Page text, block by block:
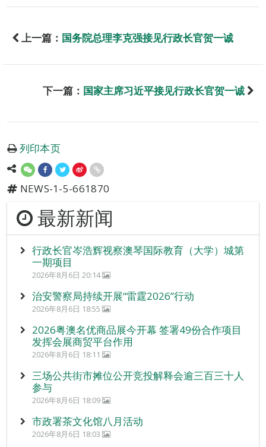
上一篇： 国务院总理李克强接见行政长官贺一诚
下一篇： 国家主席习近平接见行政长官贺一诚
列印本页
NEWS-1-5-661870
最新新闻
行政长官岑浩辉视察澳琴国际教育（大学）城第
一期项目
2026年8月6日 20:14
治安警察局持续开展“雷霆2026”行动
2026年8月6日 18:55
2026粤澳名优商品展今开幕 签署49份合作项目
发挥会展商贸平台作用
2026年8月6日 18:11
三场公共街市摊位公开竞投解释会逾三百三十人
参与
2026年8月6日 18:09
市政署茶文化馆八月活动
2026年8月6日 18:03